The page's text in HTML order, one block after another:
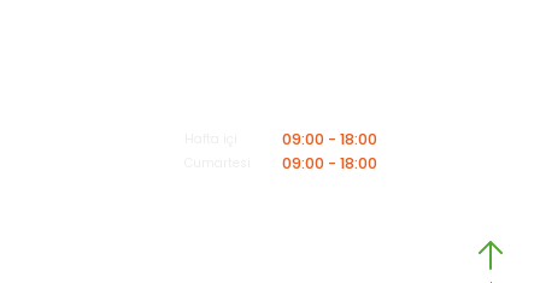
09:00 - 18:00
09:00 - 18:00
- Kredi kartı